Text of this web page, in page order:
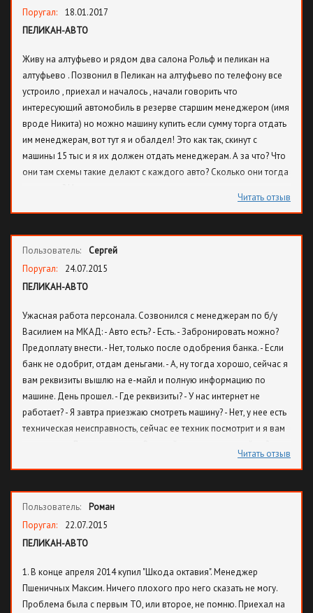
Поругал:
18.01.2017
ПЕЛИКАН-АВТО
Живу на алтуфьево и рядом два салона Рольф и пеликан на
алтуфьево . Позвонил в Пеликан на алтуфьево по телефону все
устроило , приехал и началось , начали говорить что
интересующий автомобиль в резерве старшим менеджером (имя
вроде Никита) но можно машину купить если сумму торга отдать
им менеджерам, вот тут я и обалдел! Это как так, скинут с
машины 15 тыс и я их должен отдать менеджерам. А за что? Что
они там схемы такие делают с каждого авто? Сколько они тогда
вымогать?! Пеликан на алтуфьево ни советую! Скидок нет , т к
Читать отзыв
Пользователь:
Сергей
Поругал:
24.07.2015
ПЕЛИКАН-АВТО
Ужасная работа персонала. Созвонился с менеджерам по б/у
Василием на МКАД: - Авто есть? - Есть. - Забронировать можно?
Предоплату внести. - Нет, только после одобрения банка. - Если
банк не одобрит, отдам деньгами. - А, ну тогда хорошо, сейчас я
вам реквизиты вышлю на е-майл и полную информацию по
машине. День прошел. - Где реквизиты? - У нас интернет не
работает? - Я завтра приезжаю смотреть машину? - Нет, у нее есть
техническая неисправность, сейчас ее техник посмотрит и я вам
Деньги на руках. Ехать? - Продали. Немая сцена, занавес. А сразу
мозг клиенту выносить???
Читать отзыв
Пользователь:
Роман
Поругал:
22.07.2015
ПЕЛИКАН-АВТО
1. В конце апреля 2014 купил "Шкода октавия". Менеджер
Пшеничных Максим. Ничего плохого про него сказать не могу.
Проблема была с первым ТО, или второе, не помню. Приехал на